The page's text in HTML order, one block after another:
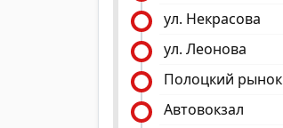
ул. Некрасова
ул. Леонова
Полоцкий рынок
Автовокзал